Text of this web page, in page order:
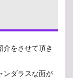
介をさせて頂き
ンダラスな面が